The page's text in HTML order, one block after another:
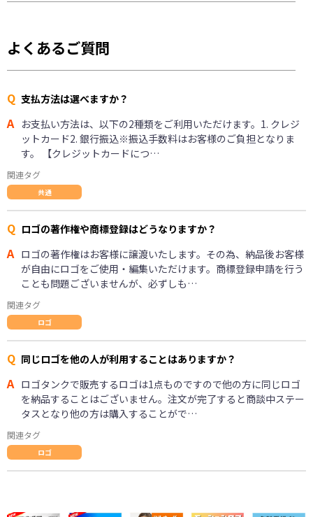
よくあるご質問
Q 支払方法は選べますか？
A お支払い方法は、以下の2種類をご利用いただけます。1. クレジ
ットカード2. 銀行振込※振込手数料はお客様のご負担となりま
す。 【クレジットカードにつ…
関連タグ
共通
Q ロゴの著作権や商標登録はどうなりますか？
A ロゴの著作権はお客様に譲渡いたします。その為、納品後お客様
が自由にロゴをご使用・編集いただけます。商標登録申請を行う
ことも問題ございませんが、必ずしも…
関連タグ
ロゴ
Q 同じロゴを他の人が利用することはありますか？
A ロゴタンクで販売するロゴは1点ものですので他の方に同じロゴ
を納品することはございません。注文が完了すると商談中ステー
タスとなり他の方は購入することがで…
関連タグ
ロゴ